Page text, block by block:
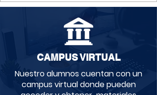
CAMPUS VIRTUAL
Nuestro alumnos cuentan con un
campus virtual donde pueden